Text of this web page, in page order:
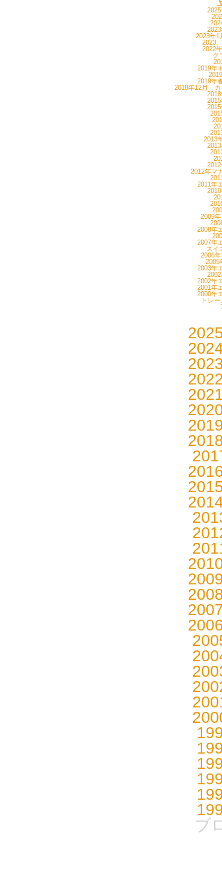
2023年1
2023
2022
ク
2019年
2019年
2018年12月 カ
2013
2012年マ
2011年
2009
2008年
2007年
スイ
2006
2005
2003年
2002年
2001年
2000年
トレ
ブ